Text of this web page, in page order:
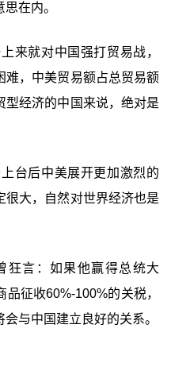
在内。
来就对中国强打贸易战，
难，中美贸易额占总贸易额
型经济的中国来说，绝对是
台后中美展开更加激烈的
很大，自然对世界经济也是
狂言：如果他赢得总统大
征收60%-100%的关税，
与中国建立良好的关系。